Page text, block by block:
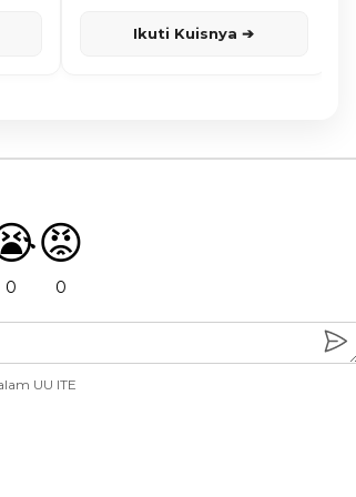
Ikuti Kuisnya ➔
0
😡
0
UU ITE